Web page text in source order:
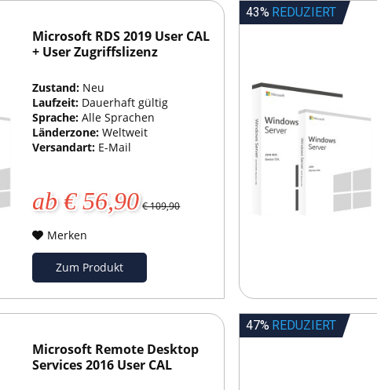
Microsoft RDS 2019 User CAL
+ User Zugriffslizenz
Zustand: Neu
Laufzeit: Dauerhaft gültig
Sprache:Alle Sprachen
Länderzone:Weltweit
Versandart: E-Mail
ab € 56,90 € 109,90
Merken
Zum Produkt
43% REDUZIERT
Microsoft Remote Desktop
Services 2016 User CAL
47% REDUZIERT